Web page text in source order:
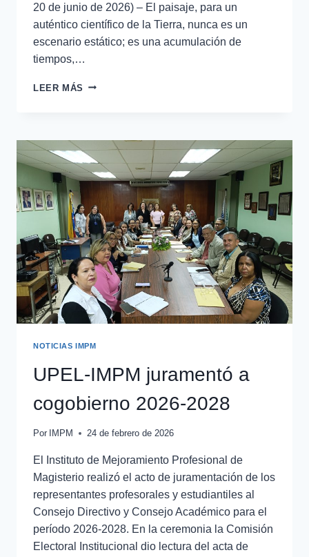
20 de junio de 2026) – El paisaje, para un
auténtico científico de la Tierra, nunca es un
escenario estático; es una acumulación de
tiempos,…
LEER MÁS
NOTICIAS IMPM
UPEL-IMPM juramentó a
cogobierno 2026-2028
Por IMPM 24 de febrero de 2026
El Instituto de Mejoramiento Profesional de
Magisterio realizó el acto de juramentación de los
representantes profesorales y estudiantiles al
Consejo Directivo y Consejo Académico para el
período 2026-2028. En la ceremonia la Comisión
Electoral Institucional dio lectura del acta de